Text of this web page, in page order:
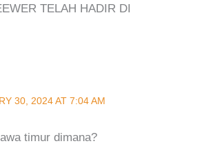
TELAH HADIR DI
30, 2024 AT 7:04 AM
timur dimana?